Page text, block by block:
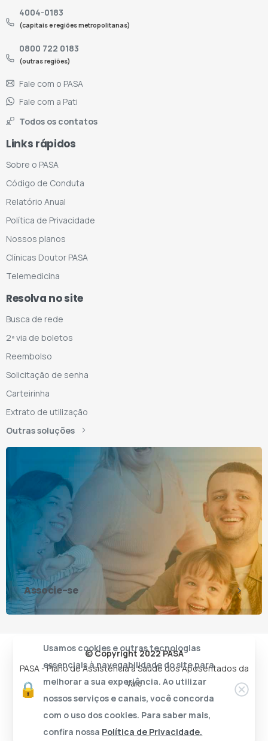
4004-0183
(capitais e regiões metropolitanas)
0800 722 0183
(outras regiões)
Fale com o PASA
Fale com a Pati
Todos os contatos
Links rápidos
Sobre o PASA
Código de Conduta
Relatório Anual
Política de Privacidade
Nossos planos
Clínicas Doutor PASA
Telemedicina
Resolva no site
Busca de rede
2ª via de boletos
Reembolso
Solicitação de senha
Carteirinha
Extrato de utilização
Outras soluções
Associe-se
© Copyright 2022 PASA
PASA - Plano de Assistência à Saúde dos Aposentados da
Vale
Usamos cookies e outras tecnologias
essenciais à navegabilidade do site para
melhorar a sua experiência. Ao utilizar
nossos serviços e canais, você concorda
com o uso dos cookies. Para saber mais,
confira nossa Política de Privacidade.